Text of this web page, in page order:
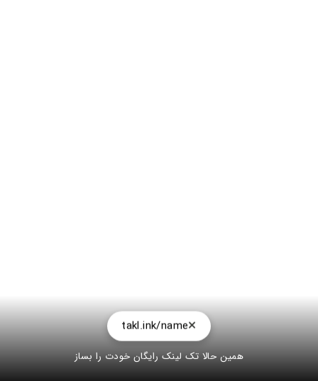
takl.ink/name
همین حالا تک لینک رایگان خودت را بساز